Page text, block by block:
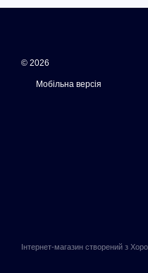
© 2026
Мобільна версія
Інтернет-магазин створений з